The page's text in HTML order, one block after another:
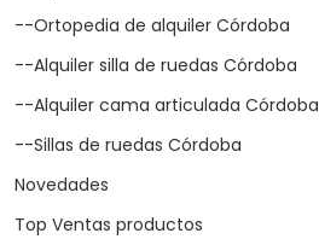
--Ortopedia de alquiler Córdoba
--Alquiler silla de ruedas Córdoba
--Alquiler cama articulada Córdoba
--Sillas de ruedas Córdoba
Novedades
Top Ventas productos